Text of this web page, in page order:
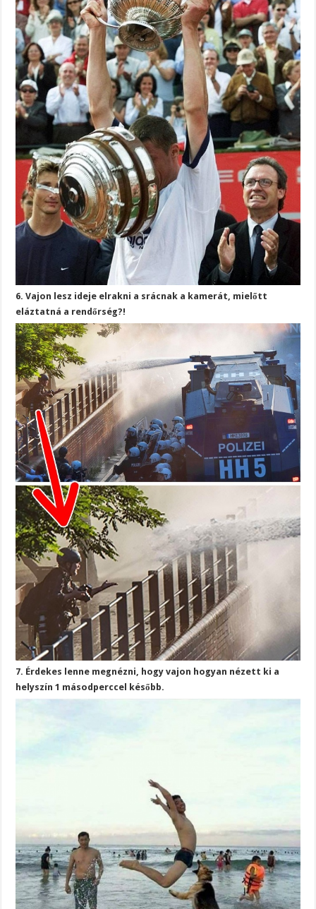
6. Vajon lesz ideje elrakni a srácnak a kamerát, mielőtt
eláztatná a rendőrség?!
7. Érdekes lenne megnézni, hogy vajon hogyan nézett ki a
helyszín 1 másodperccel később.